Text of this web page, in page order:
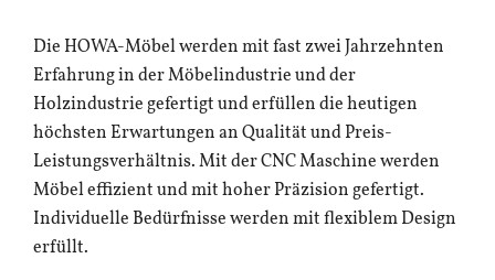
Die HOWA-Möbel werden mit fast zwei Jahrzehnten
Erfahrung in der Möbelindustrie und der
Holzindustrie gefertigt und erfüllen die heutigen
höchsten Erwartungen an Qualität und Preis-
Leistungsverhältnis. Mit der CNC Maschine werden
Möbel effizient und mit hoher Präzision gefertigt.
Individuelle Bedürfnisse werden mit flexiblem Design
erfüllt.